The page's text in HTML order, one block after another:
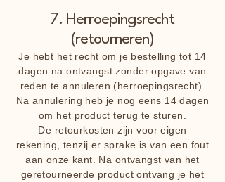
7. Herroepingsrecht
(retourneren)
Je hebt het recht om je bestelling tot 14
dagen na ontvangst zonder opgave van
reden te annuleren (herroepingsrecht).
Na annulering heb je nog eens 14 dagen
om het product terug te sturen.
De retourkosten zijn voor eigen
rekening, tenzij er sprake is van een fout
aan onze kant. Na ontvangst van het
geretourneerde product ontvang je het